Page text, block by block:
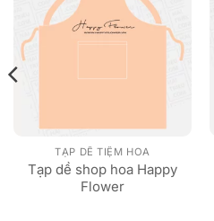
TẠP DỀ TIỆM HOA
Tạp dề shop hoa Happy
Flower